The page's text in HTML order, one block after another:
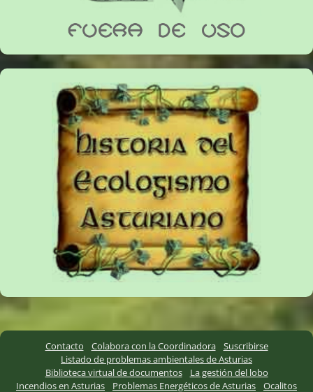
Contacto Colabora con la Coordinadora
Suscribirse
Listado de problemas ambientales de Asturias
Biblioteca virtual de documentos
La gestión del lobo
Incendios en Asturias
Problemas Energéticos de Asturias Ocalitos